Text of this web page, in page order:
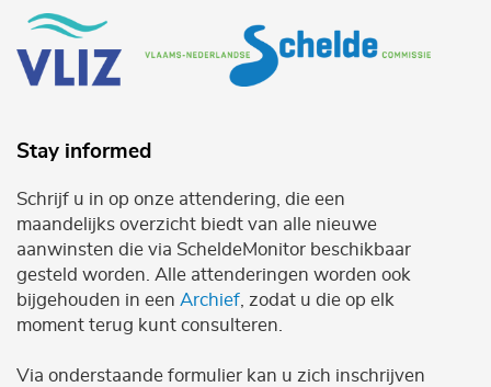
Stay informed
Schrijf u in op onze attendering, die een
maandelijks overzicht biedt van alle nieuwe
aanwinsten die via ScheldeMonitor beschikbaar
gesteld worden. Alle attenderingen worden ook
bijgehouden in een Archief , zodat u die op elk
moment terug kunt consulteren.
Via onderstaande formulier kan u zich inschrijven